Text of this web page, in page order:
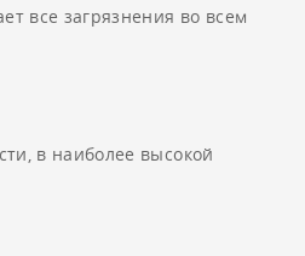
все загрязнения во всем
в наиболее высокой